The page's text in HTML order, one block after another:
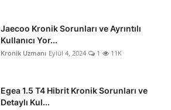
Jaecoo Kronik Sorunları ve Ayrıntılı
Kullanıcı Yor...
Kronik Uzmanı Eylül 4, 2024 1 11K
Egea 1.5 T4 Hibrit Kronik Sorunları ve
Detaylı Kul...